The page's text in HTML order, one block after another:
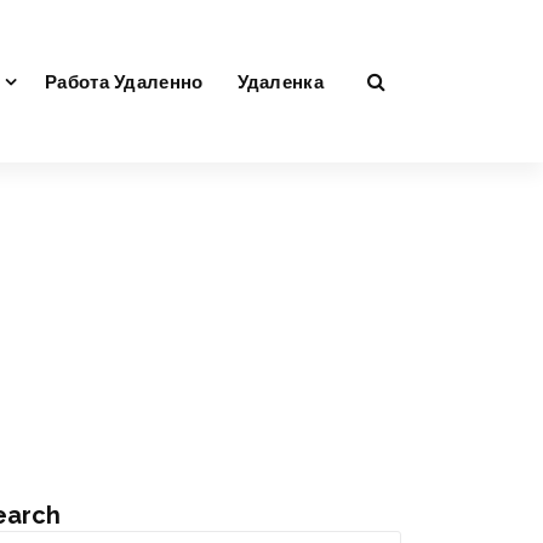
Работа Удаленно Удаленка